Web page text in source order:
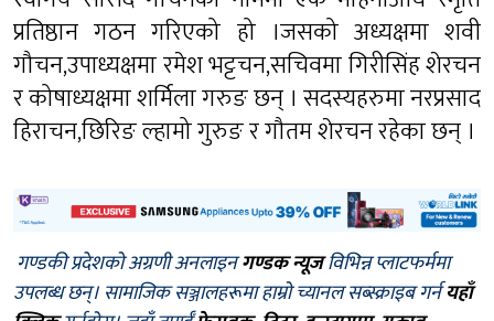
प्रतिष्ठान गठन गरिएको हो ।जसको अध्यक्षमा शवी
गौचन,उपाध्यक्षमा रमेश भट्टचन,सचिवमा गिरीसिंह शेरचन
र कोषाध्यक्षमा शर्मिला गरुङ छन् । सदस्यहरुमा नरप्रसाद
हिराचन,छिरिङ ल्हामो गुरुङ र गौतम शेरचन रहेका छन् ।
गण्डकी प्रदेशको अग्रणी अनलाइनगण्डक न्यूजविभिन्न प्लाटफर्ममा
उपलब्ध छन्। सामाजिक सञ्जालहरूमा हाम्रो च्यानल सब्स्क्राइब गर्नयहाँ